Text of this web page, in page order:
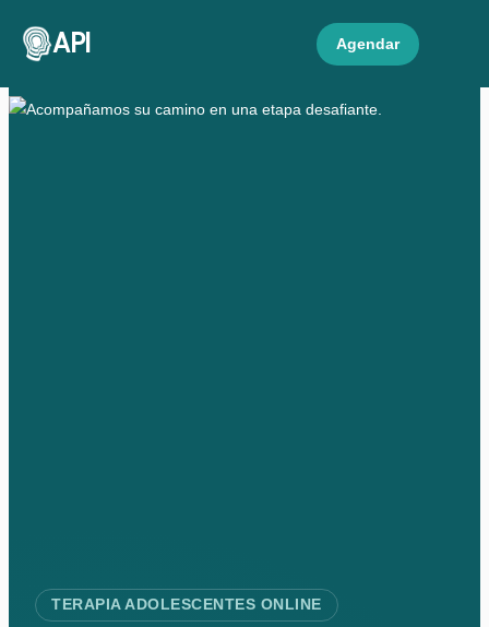
API Agendar
TERAPIA ADOLESCENTES ONLINE